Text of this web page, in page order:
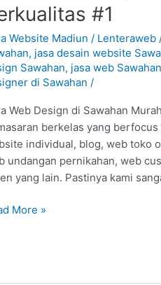
#1
Website Madiun / Lenteraweb
, jasa desain website
Sawahan, jasa web Sawahan
di Sawahan /
Web Design di Sawahan
berkelas yang
individual, blog, web toko
undangan pernikahan, web
yang lain. Pastinya kami
More »